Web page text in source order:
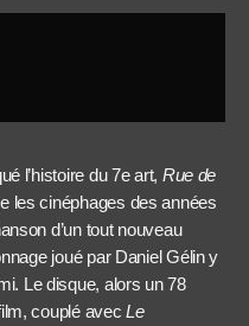
l’histoire du 7e art, Rue de
les cinéphages des années
d’un tout nouveau
joué par Daniel Gélin y
Le disque, alors un 78
couplé avecLe